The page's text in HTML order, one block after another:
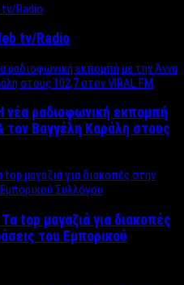
tv/Radio
νέα ραδιοφωνική εκπομπή
τον Βαγγέλη Καράλη στους
top μαγαζιά για διακοπές
του Εμπορικού